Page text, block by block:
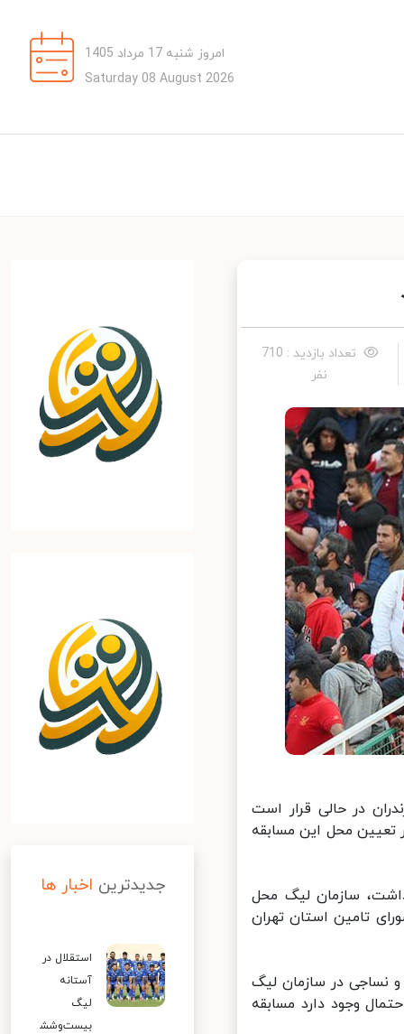
امروز شنبه 17 مرداد 1405
Saturday 08 August 2026
تعداد بازدید : 710
نفر
در حالی قرار است
محل این مسابقه
سازمان لیگ محل
تامین استان تهران
و نساجی در سازمان لیگ
وجود دارد مسابقه
جدیدترین اخبار ها
استقلال در
آستانه
لیگ
بیست‌وشش